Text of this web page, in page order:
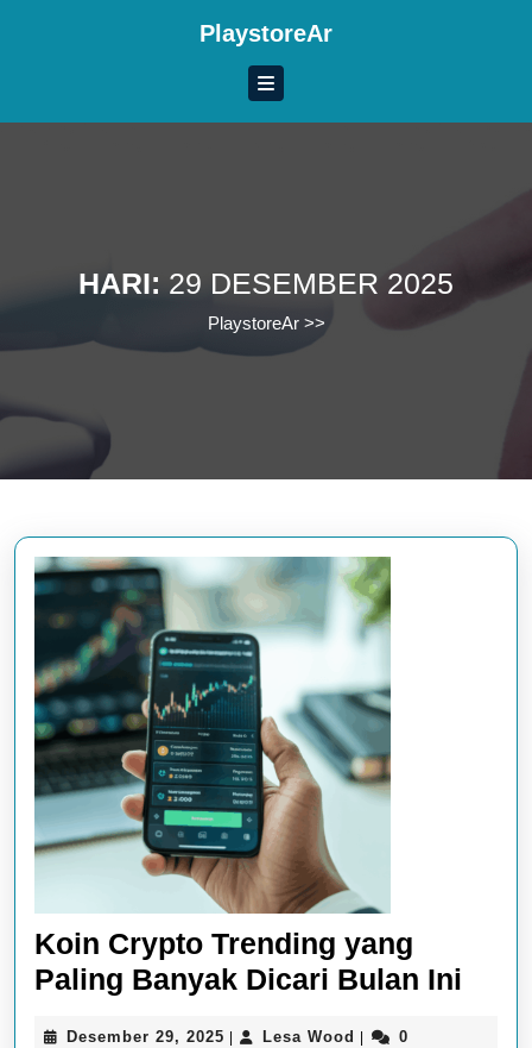
PlaystoreAr
HARI: 29 DESEMBER 2025
PlaystoreAr>>
Koin Crypto Trending yang
Paling Banyak Dicari Bulan Ini
Desember 29, 2025 DesemberLesa Wood Lesa 0